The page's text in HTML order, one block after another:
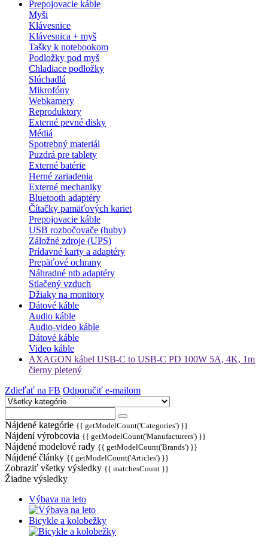
Prepojovacie káble
Myši
Klávesnice
Klávesnica + myš
Tašky k notebookom
Podložky pod myš
Chladiace podložky
Slúchadlá
Mikrofóny
Webkamery
Reproduktory
Externé pevné disky
Médiá
Spotrebný materiál
Puzdrá pre tablety
Externé batérie
Herné zariadenia
Externé mechaniky
Bluetooth adaptéry
Čítačky pamäťových kariet
Prepojovacie káble
USB rozbočovače (huby)
Záložné zdroje (UPS)
Prídavné karty a adaptéry
Prepäťové ochrany
Náhradné ntb adaptéry
Stlačený vzduch
Džiaky na monitory
Dátové káble
Audio káble
Audio-video káble
Dátové káble
Video káble
AXAGON kábel USB-C to USB-C PD 100W 5A, 4K, 1m
čierny pletený
Zdieľať na FB Odporučiť e-mailom
Nájdené kategórie {{ getModelCount('Categories') }}
Nájdení výrobcovia {{ getModelCount('Manufacturers') }}
Nájdené modelové rady {{ getModelCount('Brands') }}
Nájdené články {{ getModelCount('Articles') }}
Zobraziť všetky výsledky {{ matchesCount }}
Žiadne výsledky
Výbava na leto
Bicykle a kolobežky